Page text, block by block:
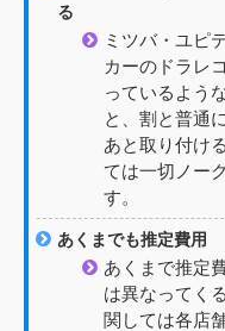
る
ミツバ・ユピ
カーのドラレ
っているよう
と、割と普通
あと取り付け
ては一切ノー
す。
あくまでも推定費用
あくまで推定
は異なってく
関しては各店